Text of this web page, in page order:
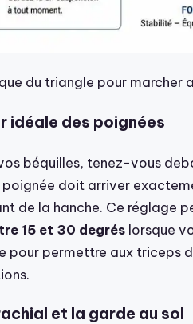
du triangle pour marcher
idéale des poignées
béquilles, tenez-vous
doit arriver
de la hanche. Ce réglage
15 et 30 degrés lorsque
pour permettre aux triceps
et la garde au sol